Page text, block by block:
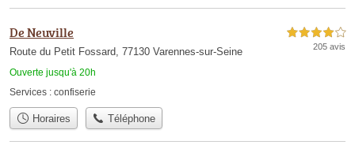
De Neuville
Route du Petit Fossard, 77130 Varennes-sur-Seine
Ouverte jusqu'à 20h
4,0 étoiles sur 5
205 avis
Services : confiserie
Horaires Téléphone